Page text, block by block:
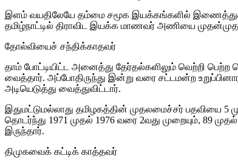
இளம் வயதிலேயே தம்மை சமூக இயக்கங்களில் இணைத்துக்
தமிழ்நாட்டில் திராவிட இயக்க மாணவர் அணியை
தோல்வியைச் சந்திக்காதவர்
தாம் போட்டியிட்ட அனைத்து தேர்தல்களிலும் வெற்றி பெற்ற
வைத்தார். அப்போதிருந்து இன்று வரை சட்டமன்ற
அடியெடுத்து வைத்துவிட்டார்.
இதுமட்டுமல்லாது தமிழகத்தின் முதலமைச்சர் பதவியை
தொடர்ந்து 1971 முதல் 1976 வரை 2வது முறையும், 89
இருந்தார்.
திமுகவைக் கட்டிக் காத்தவர்